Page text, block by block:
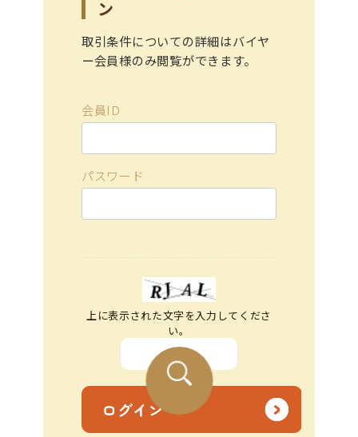
ン
取引条件についての詳細はバイヤ
ー会員様のみ閲覧ができます。
会員ID
パスワード
上に表示された文字を入力してくださ
い。